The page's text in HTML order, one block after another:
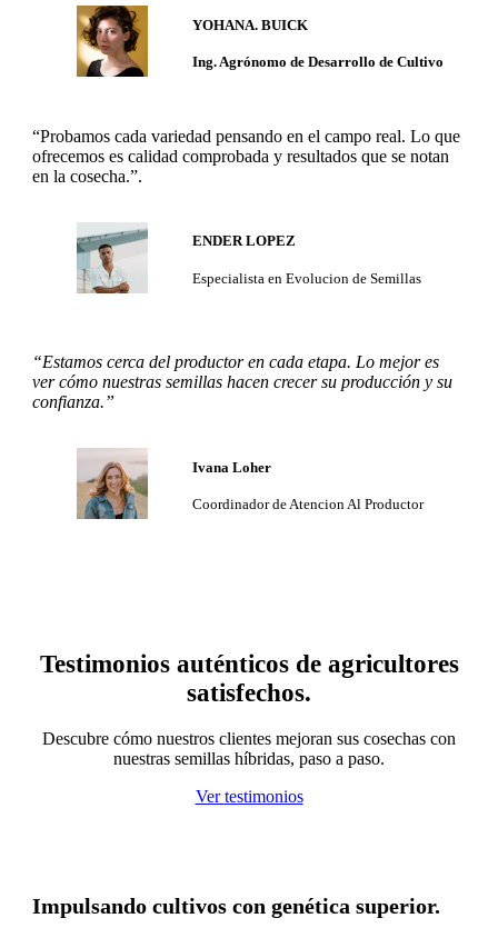
YOHANA. BUICK
Ing. Agrónomo de Desarrollo de Cultivo
“Probamos cada variedad pensando en el campo real. Lo que
ofrecemos es calidad comprobada y resultados que se notan
en la cosecha.”.
ENDER LOPEZ
Especialista en Evolucion de Semillas
“Estamos cerca del productor en cada etapa. Lo mejor es
ver cómo nuestras semillas hacen crecer su producción y su
confianza.”
Ivana Loher
Coordinador de Atencion Al Productor
Testimonios auténticos de agricultores
satisfechos.
Descubre cómo nuestros clientes mejoran sus cosechas con
nuestras semillas híbridas, paso a paso.
Ver testimonios
Impulsando cultivos con genética superior.